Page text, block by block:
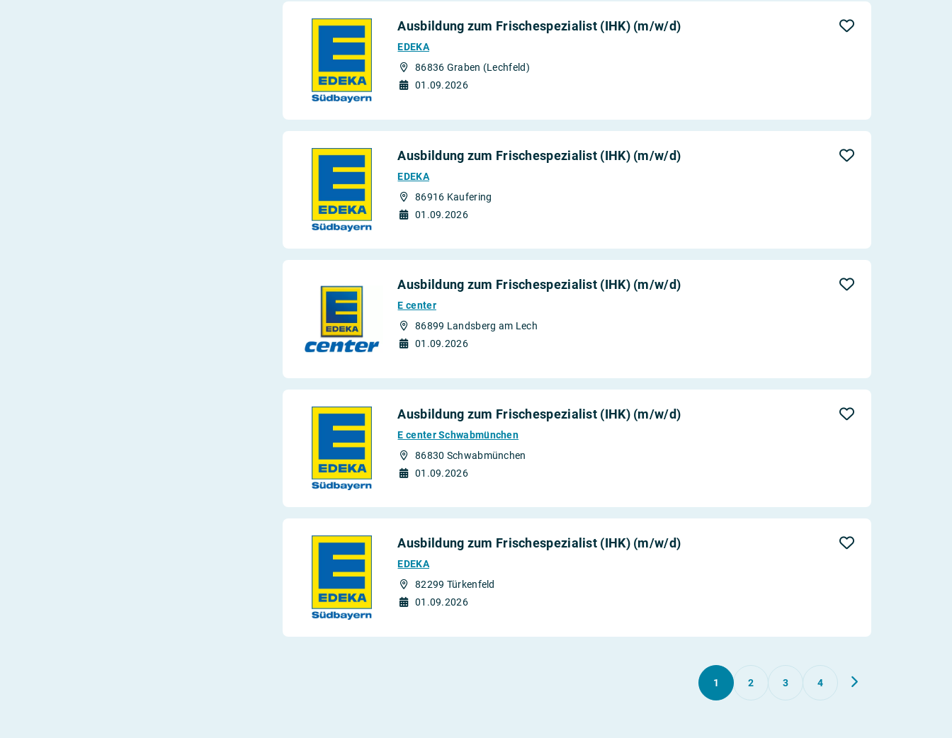
Ausbildung zum Frischespezialist (IHK) (m/w/d)
EDEKA
86836 Graben (Lechfeld)
01.09.2026
Ausbildung zum Frischespezialist (IHK) (m/w/d)
EDEKA
86916 Kaufering
01.09.2026
Ausbildung zum Frischespezialist (IHK) (m/w/d)
E center
86899 Landsberg am Lech
01.09.2026
Ausbildung zum Frischespezialist (IHK) (m/w/d)
E center Schwabmünchen
86830 Schwabmünchen
01.09.2026
Ausbildung zum Frischespezialist (IHK) (m/w/d)
EDEKA
82299 Türkenfeld
01.09.2026
1 2 3 4